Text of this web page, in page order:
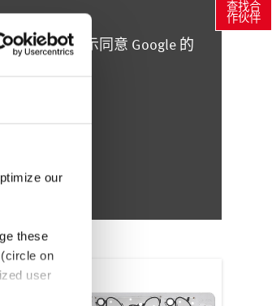
our
these
on
user
视频，则表示同意 Google 的
查找合
作伙伴